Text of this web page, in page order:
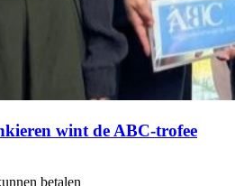
wint de ABC‑trofee
betalen